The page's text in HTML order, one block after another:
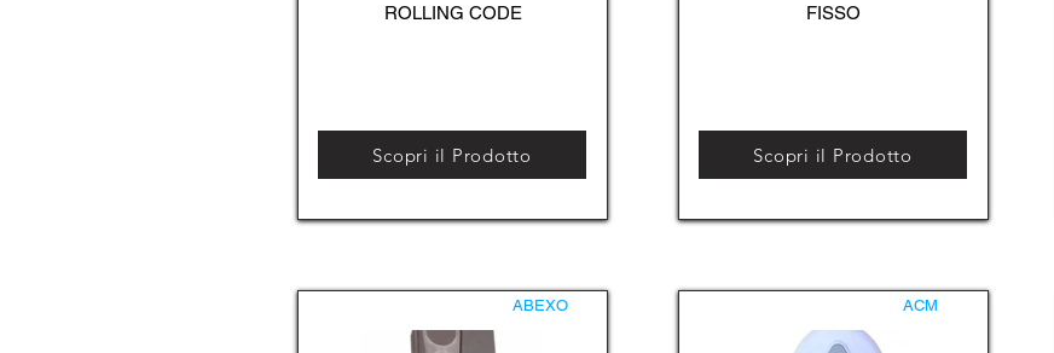
ROLLING CODE
Scopri il Prodotto
ABEXO
FISSO
Scopri il Prodotto
ACM